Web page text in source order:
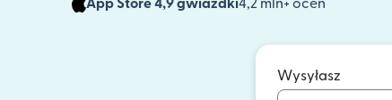
App Store 4,9 gwiazdki4,2 mln+ ocen
(otwiera
Wysyłasz